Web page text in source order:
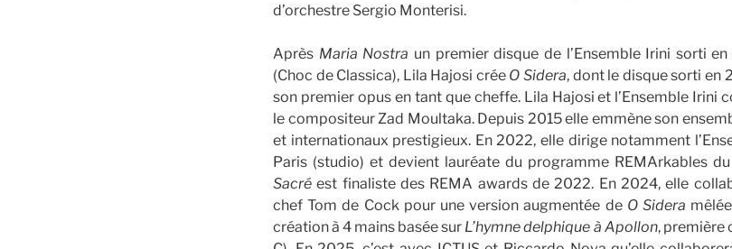
d’orchestre Sergio Monterisi.
Après Maria Nostra un premier disque de l’Ensemble Irini sorti
(Choc de Classica), Lila Hajosi créeO Sidera, dont le disque sorti en
son premier opus en tant que cheffe. Lila Hajosi et l’Ensemble Irini
le compositeur Zad Moultaka. Depuis 2015 elle emmène son
et internationaux prestigieux. En 2022, elle dirige notamment
Paris (studio) et devient lauréate du programme REMArkables
Sacré est finaliste des REMA awards de 2022. En 2024, elle
chef Tom de Cock pour une version augmentée de O Sidera
création à 4 mains basée sur L’hymne delphique à Apollon, première